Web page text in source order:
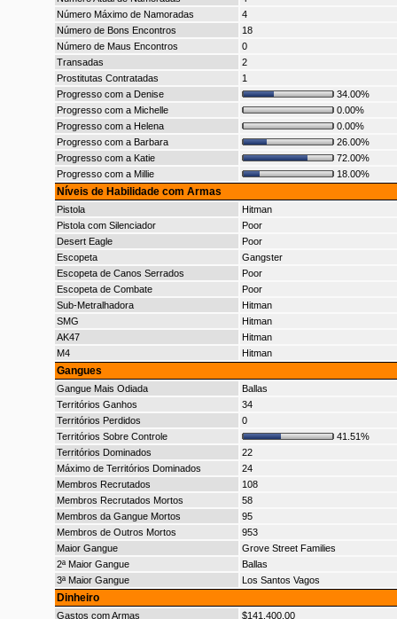
Número Máximo de Namoradas
4
Número de Bons Encontros
18
Número de Maus Encontros
0
Transadas
2
Prostitutas Contratadas
1
Progresso com a Denise
34.00%
Progresso com a Michelle
0.00%
Progresso com a Helena
0.00%
Progresso com a Barbara
26.00%
Progresso com a Katie
72.00%
Progresso com a Millie
18.00%
Níveis de Habilidade com Armas
Pistola
Hitman
Pistola com Silenciador
Poor
Desert Eagle
Poor
Escopeta
Gangster
Escopeta de Canos Serrados
Poor
Escopeta de Combate
Poor
Sub-Metralhadora
Hitman
SMG
Hitman
AK47
Hitman
M4
Hitman
Gangues
Gangue Mais Odiada
Ballas
Territórios Ganhos
34
Territórios Perdidos
0
Territórios Sobre Controle
41.51%
Territórios Dominados
22
Máximo de Territórios Dominados
24
Membros Recrutados
108
Membros Recrutados Mortos
58
Membros da Gangue Mortos
95
Membros de Outros Mortos
953
Maior Gangue
Grove Street Families
2ª Maior Gangue
Ballas
3ª Maior Gangue
Los Santos Vagos
Dinheiro
Gastos com Armas
$141.400,00